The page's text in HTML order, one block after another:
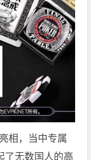
相，当中专属
了无数国人的高